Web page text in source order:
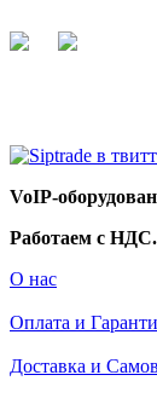
VoIP-
Работаем с
О нас
Оплата и
Доставка и